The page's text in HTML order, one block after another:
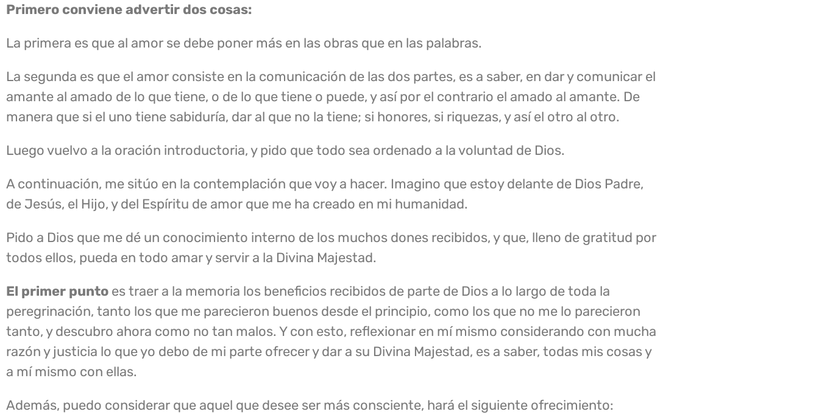
Primero conviene advertir dos cosas:
La primera es que al amor se debe poner más en las obras que en las palabras.
La segunda es que el amor consiste en la comunicación de las dos partes, es a saber, en dar y comunicar el
amante al amado de lo que tiene, o de lo que tiene o puede, y así por el contrario el amado al amante. De
manera que si el uno tiene sabiduría, dar al que no la tiene; si honores, si riquezas, y así el otro al otro.
Luego vuelvo a la oración introductoria, y pido que todo sea ordenado a la voluntad de Dios.
A continuación, me sitúo en la contemplación que voy a hacer. Imagino que estoy delante de Dios Padre,
de Jesús, el Hijo, y del Espíritu de amor que me ha creado en mi humanidad.
Pido a Dios que me dé un conocimiento interno de los muchos dones recibidos, y que, lleno de gratitud por
todos ellos, pueda en todo amar y servir a la Divina Majestad.
El primer punto es traer a la memoria los beneficios recibidos de parte de Dios a lo largo de toda la
peregrinación, tanto los que me parecieron buenos desde el principio, como los que no me lo parecieron
tanto, y descubro ahora como no tan malos. Y con esto, reflexionar en mí mismo considerando con mucha
razón y justicia lo que yo debo de mi parte ofrecer y dar a su Divina Majestad, es a saber, todas mis cosas y
a mí mismo con ellas.
Además, puedo considerar que aquel que desee ser más consciente, hará el siguiente ofrecimiento: